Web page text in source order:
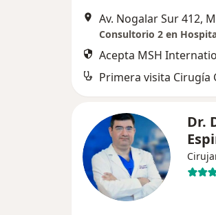
Av. Nogalar Sur 412,
Consultorio 2 en
Acepta MSH
Primera visita Cirugía
Dr.